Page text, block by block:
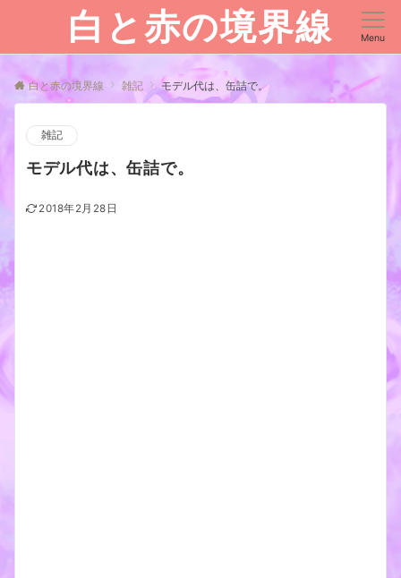
白と赤の境界線 Menu
白と赤の境界線 雑記 モデル代は、缶詰で。
雑記
モデル代は、缶詰で。
2018年2月28日